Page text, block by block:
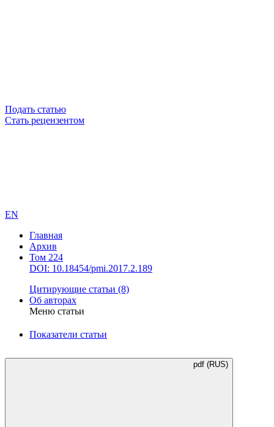
Подать статью
Стать рецензентом
EN
Главная
Архив
Том 224
DOI: 10.18454/pmi.2017.2.189
Цитирующие статьи (8)
Об авторах
Меню статьи
Показатели статьи
pdf (RUS)